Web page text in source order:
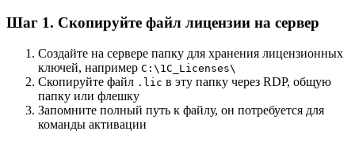
Шаг 1. Скопируйте файл лицензии на сервер
Создайте на сервере папку для хранения лицензионных
ключей, например C:\1C_Licenses\
Скопируйте файл .lic в эту папку через RDP, общую
папку или флешку
Запомните полный путь к файлу, он потребуется для
команды активации